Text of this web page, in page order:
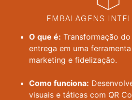
EMBALAGENS
O que é: Transformação
entrega em uma
marketing e fidelização.
Como funciona:
visuais e táticas com QR